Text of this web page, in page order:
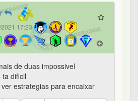
17:23
de duas impossivel
dificil
estrategias para encaixar